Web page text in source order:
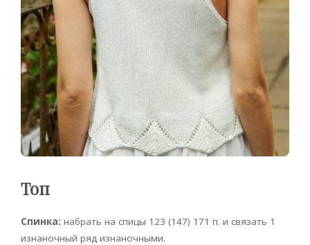
Топ
Спинка: набрать на спицы 123 (147) 171 п. и связать 1
изнаночный ряд изнаночными.